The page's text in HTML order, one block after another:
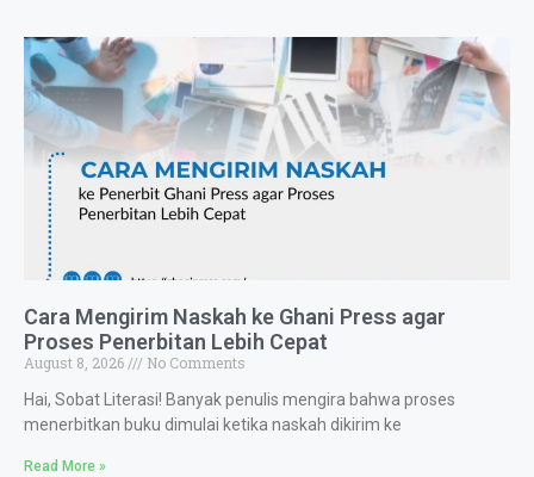
Cara Mengirim Naskah ke Ghani Press agar
Proses Penerbitan Lebih Cepat
August 8, 2026
No Comments
Hai, Sobat Literasi! Banyak penulis mengira bahwa proses
menerbitkan buku dimulai ketika naskah dikirim ke
Read More »